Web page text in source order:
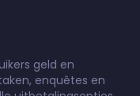
geld en
enquêtes en